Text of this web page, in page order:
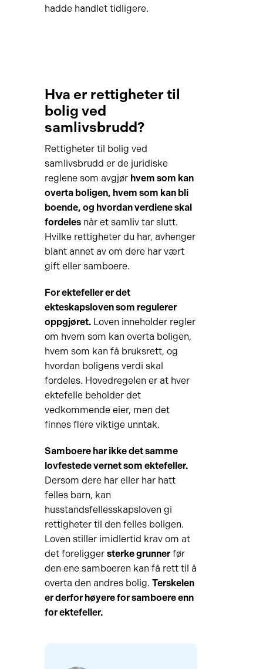
hadde handlet tidligere.
Hva er rettigheter til
bolig ved
samlivsbrudd?
Rettigheter til bolig ved
samlivsbrudd er de juridiske
reglene som avgjør hvem som kan
overta boligen, hvem som kan bli
boende, og hvordan verdiene skal
fordelesnår et samliv tar slutt.
Hvilke rettigheter du har, avhenger
blant annet av om dere har vært
gift eller samboere.
For ektefeller er det
ekteskapsloven som regulerer
oppgjøret.Loven inneholder regler
om hvem som kan overta boligen,
hvem som kan få bruksrett, og
hvordan boligens verdi skal
fordeles. Hovedregelen er at hver
ektefelle beholder det
vedkommende eier, men det
finnes flere viktige unntak.
Samboere har ikke det samme
lovfestede vernet som ektefeller.
Dersom dere har eller har hatt
felles barn, kan
husstandsfellesskapsloven gi
rettigheter til den felles boligen.
Loven stiller imidlertid krav om at
det foreligger sterke grunnerfør
den ene samboeren kan få rett til å
overta den andres bolig. Terskelen
er derfor høyere for samboere enn
for ektefeller.